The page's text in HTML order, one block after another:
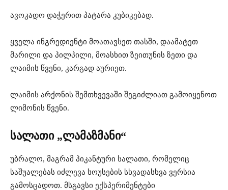
ავოკადო დაჭერით პატარა კუბიკებად.
ყველა ინგრედიენტი მოათავსეთ თასში, დაამატეთ
მარილი და პილპილი, მოასხით ზეითუნის ზეთი და
ლაიმის წვენი, კარგად აურიეთ.
ლაიმის არქონის შემთხვევაში შეგიძლიათ გამოიყენოთ
ლიმონის წვენი.
სალათი „ლამაზმანი“
უბრალო, მაგრამ პიკანტური სალათი, რომელიც
საშუალებას იძლევა სოუსების სხვადასხვა ვერსია
გამოსცადოთ. მსგავსი ექსპერიმენტები